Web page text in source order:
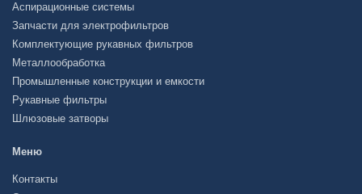
Аспирационные системы
Запчасти для электрофильтров
Комплектующие рукавных фильтров
Металлообработка
Промышленные конструкции и емкости
Рукавные фильтры
Шлюзовые затворы
Меню
Контакты